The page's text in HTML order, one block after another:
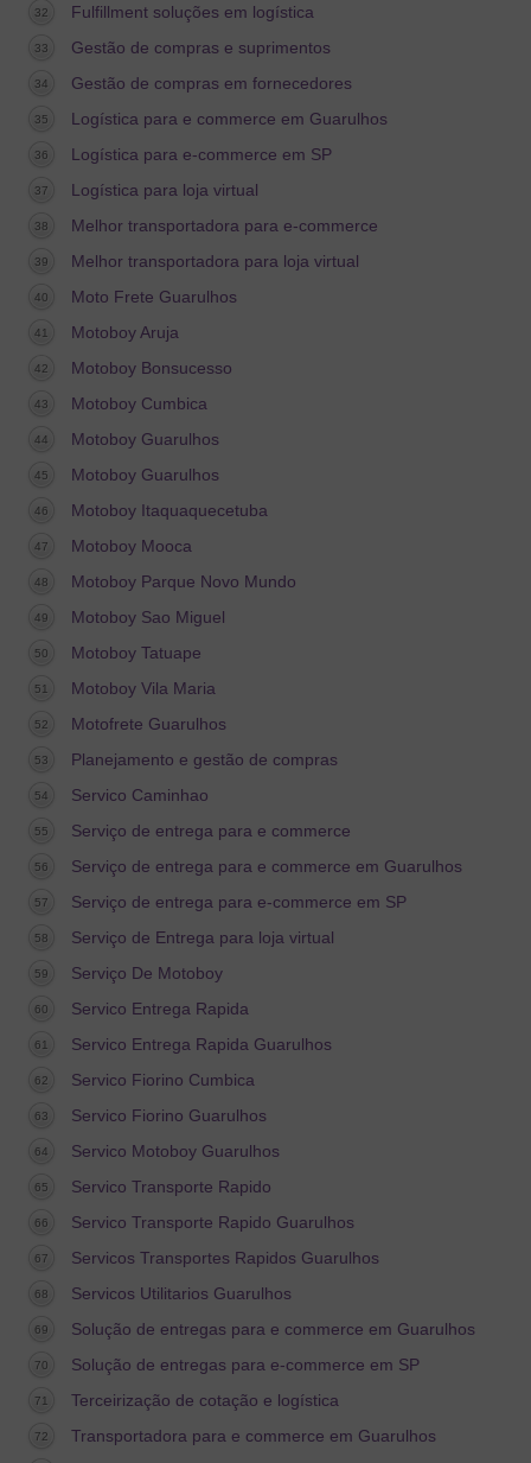
Fulfillment soluções em logística
Gestão de compras e suprimentos
Gestão de compras em fornecedores
Logística para e commerce em Guarulhos
Logística para e-commerce em SP
Logística para loja virtual
Melhor transportadora para e-commerce
Melhor transportadora para loja virtual
Moto Frete Guarulhos
Motoboy Aruja
Motoboy Bonsucesso
Motoboy Cumbica
Motoboy Guarulhos
Motoboy Guarulhos
Motoboy Itaquaquecetuba
Motoboy Mooca
Motoboy Parque Novo Mundo
Motoboy Sao Miguel
Motoboy Tatuape
Motoboy Vila Maria
Motofrete Guarulhos
Planejamento e gestão de compras
Servico Caminhao
Serviço de entrega para e commerce
Serviço de entrega para e commerce em Guarulhos
Serviço de entrega para e-commerce em SP
Serviço de Entrega para loja virtual
Serviço De Motoboy
Servico Entrega Rapida
Servico Entrega Rapida Guarulhos
Servico Fiorino Cumbica
Servico Fiorino Guarulhos
Servico Motoboy Guarulhos
Servico Transporte Rapido
Servico Transporte Rapido Guarulhos
Servicos Transportes Rapidos Guarulhos
Servicos Utilitarios Guarulhos
Solução de entregas para e commerce em Guarulhos
Solução de entregas para e-commerce em SP
Terceirização de cotação e logística
Transportadora para e commerce em Guarulhos